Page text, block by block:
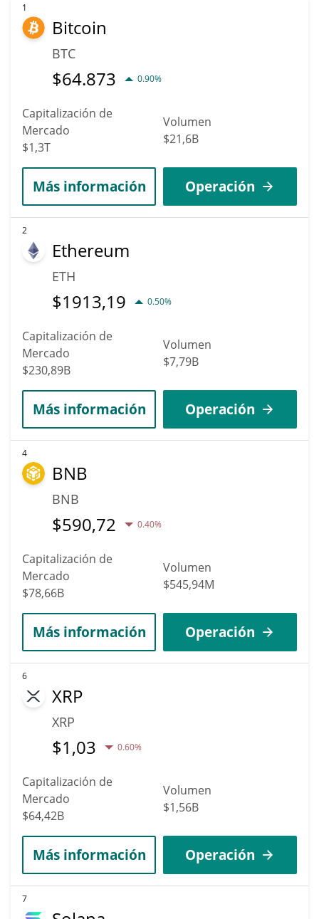
1
Bitcoin
BTC
$64.873 0.90%
Capitalización de
Mercado
$1,3T
Volumen
$21,6B
Más información Operación
2
Ethereum
ETH
$1913,19 0.50%
Capitalización de
Mercado
$230,89B
Volumen
$7,79B
Más información Operación
4
BNB
BNB
$590,72 0.40%
Capitalización de
Mercado
$78,66B
Volumen
$545,94M
Más información Operación
6
XRP
XRP
$1,03 0.60%
Capitalización de
Mercado
$64,42B
Volumen
$1,56B
Más información Operación
7